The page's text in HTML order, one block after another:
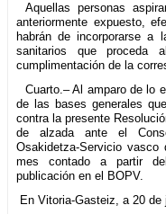
Aquellas personas
anteriormente expuesto,
habrán de incorporarse a
sanitarios que
cumplimentación de la
Cuarto.– Al amparo de lo
de las bases generales
contra la presente
de alzada ante el
Osakidetza-Servicio
mes contado a partir
publicación en el BOPV.
En Vitoria-Gasteiz, a 20 de